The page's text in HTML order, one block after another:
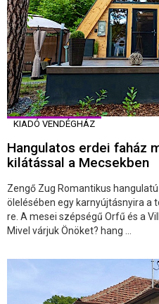
KIADÓ VENDÉGHÁZ
Hangulatos erdei faház
kilátással a Mecsekben
Zengő Zug Romantikus
ölelésében egy karnyújtásnyira a
re. A mesei szépségű Orfű és a
Mivel várjuk Önöket? hang ...